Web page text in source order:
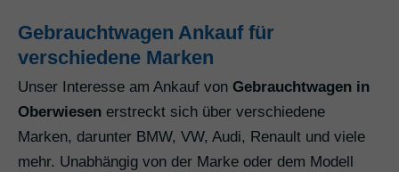
Gebrauchtwagen Ankauf für
verschiedene Marken
Unser Interesse am Ankauf von Gebrauchtwagen in
Oberwiesen erstreckt sich über verschiedene
Marken, darunter BMW, VW, Audi, Renault und viele
mehr. Unabhängig von der Marke oder dem Modell